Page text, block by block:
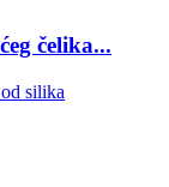
čelika...